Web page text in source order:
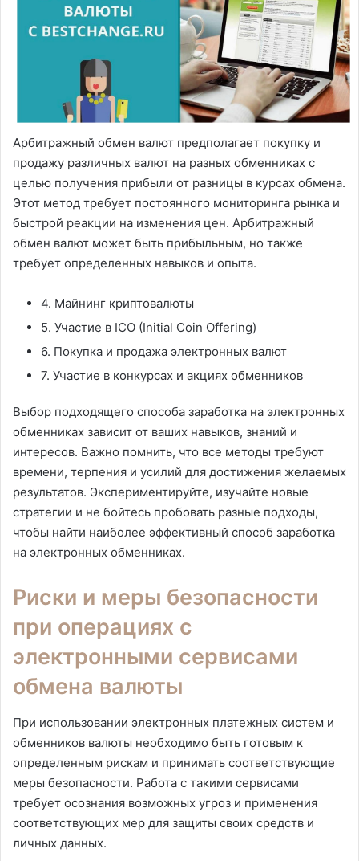
Арбитражный обмен валют предполагает покупку и
продажу различных валют на разных обменниках с
целью получения прибыли от разницы в курсах обмена.
Этот метод требует постоянного мониторинга рынка и
быстрой реакции на изменения цен. Арбитражный
обмен валют может быть прибыльным, но также
требует определенных навыков и опыта.
4. Майнинг криптовалюты
5. Участие в ICO (Initial Coin Offering)
6. Покупка и продажа электронных валют
7. Участие в конкурсах и акциях обменников
Выбор подходящего способа заработка на электронных
обменниках зависит от ваших навыков, знаний и
интересов. Важно помнить, что все методы требуют
времени, терпения и усилий для достижения желаемых
результатов. Экспериментируйте, изучайте новые
стратегии и не бойтесь пробовать разные подходы,
чтобы найти наиболее эффективный способ заработка
на электронных обменниках.
Риски и меры безопасности
при операциях с
электронными сервисами
обмена валюты
При использовании электронных платежных систем и
обменников валюты необходимо быть готовым к
определенным рискам и принимать соответствующие
меры безопасности. Работа с такими сервисами
требует осознания возможных угроз и применения
соответствующих мер для защиты своих средств и
личных данных.